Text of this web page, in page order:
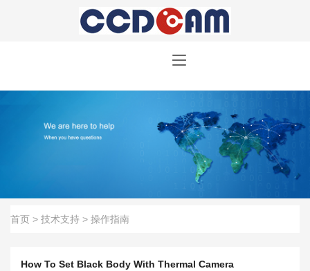
首页 > 技术支持 > 操作指南
How To Set Black Body With Thermal Camera